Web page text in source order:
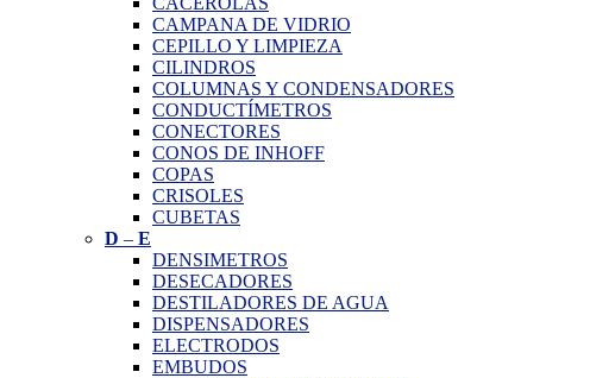
CAMPANA DE VIDRIO
CEPILLO Y LIMPIEZA
CILINDROS
COLUMNAS Y CONDENSADORES
CONDUCTÍMETROS
CONECTORES
CONOS DE INHOFF
COPAS
CRISOLES
CUBETAS
D – E
DENSIMETROS
DESECADORES
DESTILADORES DE AGUA
DISPENSADORES
ELECTRODOS
EMBUDOS